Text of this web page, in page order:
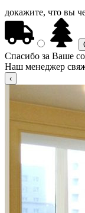
докажите, что вы
Спасибо за Ваше
Наш менеджер